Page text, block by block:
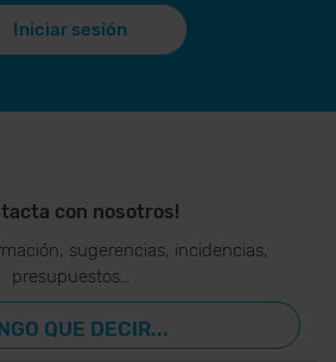
Iniciar sesión
con nosotros!
sugerencias, incidencias,
presupuestos…
QUE DECIR...